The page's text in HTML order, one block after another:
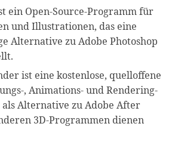
ein Open-Source-Programm für
und Illustrationen, das eine
Alternative zu Adobe Photoshop
ist eine kostenlose, quelloffene
, Animations- und Rendering-
Alternative zu Adobe After
3D-Programmen dienen